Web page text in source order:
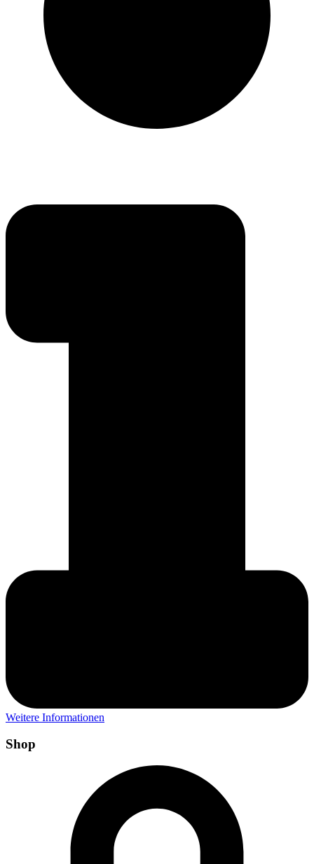
Weitere Informationen
Shop